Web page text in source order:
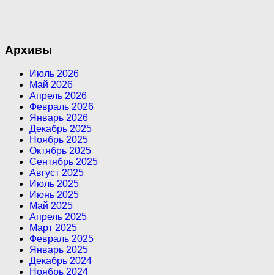
Архивы
Июль 2026
Май 2026
Апрель 2026
Февраль 2026
Январь 2026
Декабрь 2025
Ноябрь 2025
Октябрь 2025
Сентябрь 2025
Август 2025
Июль 2025
Июнь 2025
Май 2025
Апрель 2025
Март 2025
Февраль 2025
Январь 2025
Декабрь 2024
Ноябрь 2024